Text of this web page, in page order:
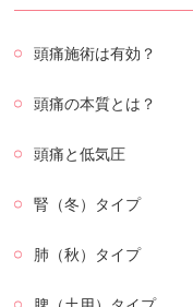
頭痛施術は有効？
頭痛の本質とは？
頭痛と低気圧
腎（冬）タイプ
肺（秋）タイプ